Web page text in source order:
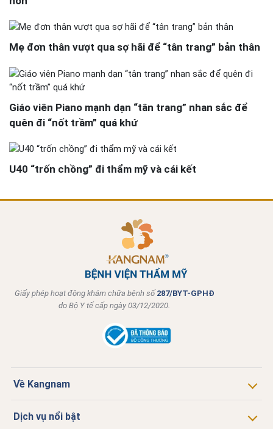
Mẹ đơn thân vượt qua sợ hãi để “tân trang” bản thân
Giáo viên Piano mạnh dạn “tân trang” nhan sắc để
quên đi “nốt trầm” quá khứ
U40 “trốn chồng” đi thẩm mỹ và cái kết
Giấy phép hoạt động khám chữa bệnh số 287/BYT-GPHĐ
do Bộ Y tế cấp ngày 03/12/2020.
Về Kangnam
Dịch vụ nổi bật